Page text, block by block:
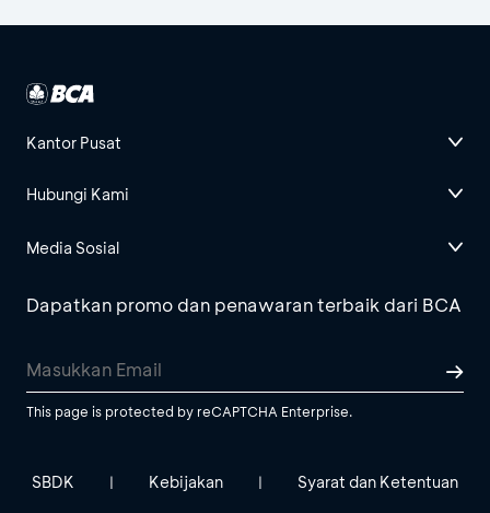
Kantor Pusat
Hubungi Kami
Media Sosial
Dapatkan promo dan penawaran terbaik dari BCA
This page is protected by reCAPTCHA Enterprise.
SBDK | Kebijakan | Syarat dan Ketentuan